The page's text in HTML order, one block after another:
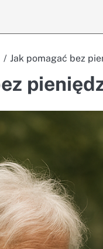
Jak pomagać bez